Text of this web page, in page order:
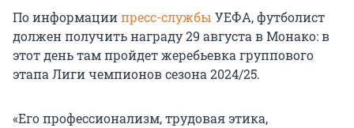
По информациипресс-службы УЕФА, футболист
должен получить награду 29 августа в Монако: в
этот день там пройдет жеребьевка группового
этапа Лиги чемпионов сезона 2024/25.
«Его профессионализм, трудовая этика,